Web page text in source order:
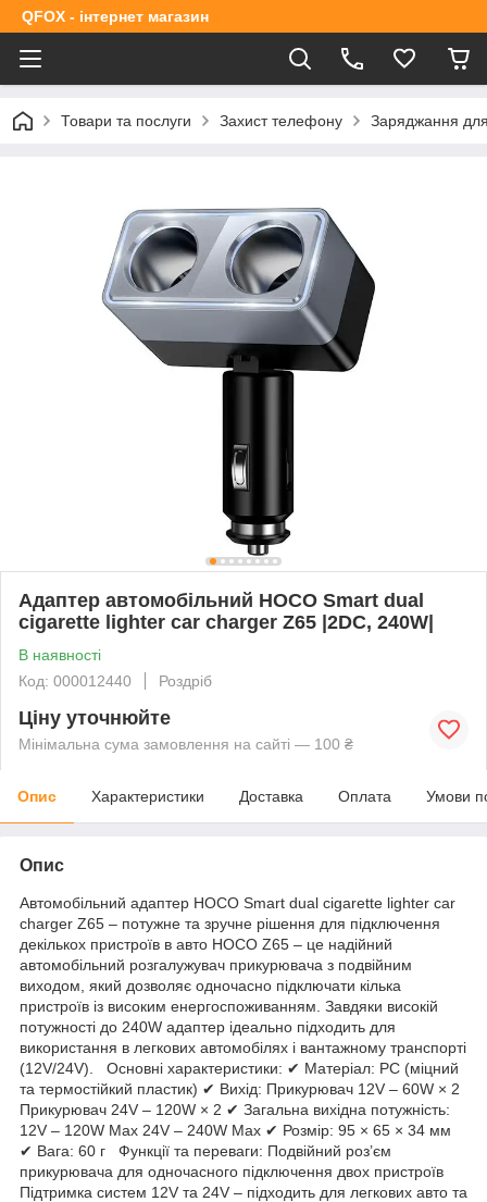
QFOX - інтернет магазин
Товари та послуги Захист телефону Заряджання
Адаптер автомобільний HOCO Smart dual
cigarette lighter car charger Z65 |2DC, 240W|
В наявності
Код: 000012440
Роздріб
Ціну уточнюйте
Мінімальна сума замовлення на сайті — 100 ₴
Опис Характеристики Доставка Оплата Умови
Опис
Автомобільний адаптер HOCO Smart dual cigarette lighter car
charger Z65 – потужне та зручне рішення для підключення
декількох пристроїв в авто HOCO Z65 – це надійний
автомобільний розгалужувач прикурювача з подвійним
виходом, який дозволяє одночасно підключати кілька
пристроїв із високим енергоспоживанням. Завдяки високій
потужності до 240W адаптер ідеально підходить для
використання в легкових автомобілях і вантажному транспорті
(12V/24V). Основні характеристики: ✔ Матеріал: PC (міцний
та термостійкий пластик) ✔ Вихід: Прикурювач 12V – 60W × 2
Прикурювач 24V – 120W × 2 ✔ Загальна вихідна потужність:
12V – 120W Max 24V – 240W Max ✔ Розмір: 95 × 65 × 34 мм
✔ Вага: 60 г Функції та переваги: Подвійний роз’єм
прикурювача для одночасного підключення двох пристроїв
Підтримка систем 12V та 24V – підходить для легкових авто та